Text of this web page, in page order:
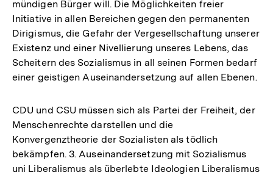
mündigen Bürger will. Die Möglichkeiten freier
Initiative in allen Bereichen gegen den permanenten
Dirigismus, die Gefahr der Vergesellschaftung unserer
Existenz und einer Nivellierung unseres Lebens, das
Scheitern des Sozialismus in all seinen Formen bedarf
einer geistigen Auseinandersetzung auf allen Ebenen.
CDU und CSU müssen sich als Partei der Freiheit, der
Menschenrechte darstellen und die
Konvergenztheorie der Sozialisten als tödlich
bekämpfen. 3. Auseinandersetzung mit Sozialismus
uni Liberalismus als überlebte Ideologien Liberalismus